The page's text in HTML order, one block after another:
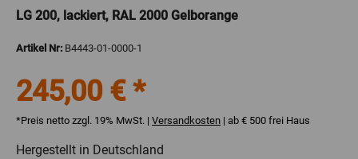
LG 200, lackiert, RAL 2000 Gelborange
Artikel Nr: B4443-01-0000-1
245,00 € *
*Preis netto zzgl. 19% MwSt. | Versandkosten | ab € 500 frei Haus
Hergestellt in Deutschland